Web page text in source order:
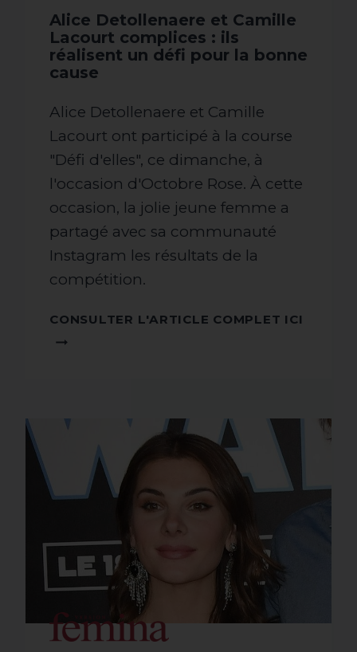
Alice Detollenaere et Camille
Lacourt complices : ils
réalisent un défi pour la bonne
cause
Alice Detollenaere et Camille
Lacourt ont participé à la course
"Défi d'elles", ce dimanche, à
l'occasion d'Octobre Rose. À cette
occasion, la jolie jeune femme a
partagé avec sa communauté
Instagram les résultats de la
compétition.
CONSULTER L'ARTICLE COMPLET ICI